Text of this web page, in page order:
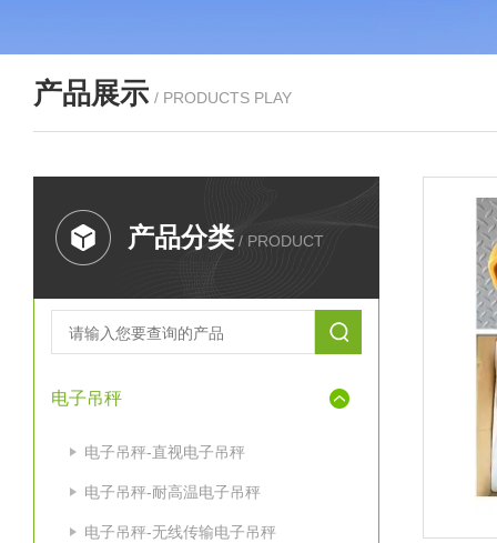
产品展示 / PRODUCTS PLAY
产品分类 / PRODUCT
电子吊秤
电子吊秤-直视电子吊秤
电子吊秤-耐高温电子吊秤
电子吊秤-无线传输电子吊秤